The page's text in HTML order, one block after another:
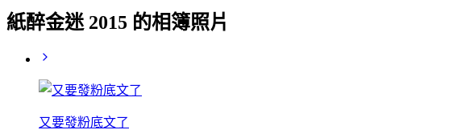
紙醉金迷 2015 的相簿照片
又要發粉底文了